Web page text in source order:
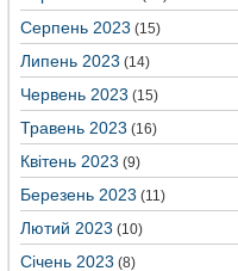
Серпень 2023 (15)
Липень 2023 (14)
Червень 2023 (15)
Травень 2023 (16)
Квітень 2023 (9)
Березень 2023 (11)
Лютий 2023 (10)
Січень 2023 (8)